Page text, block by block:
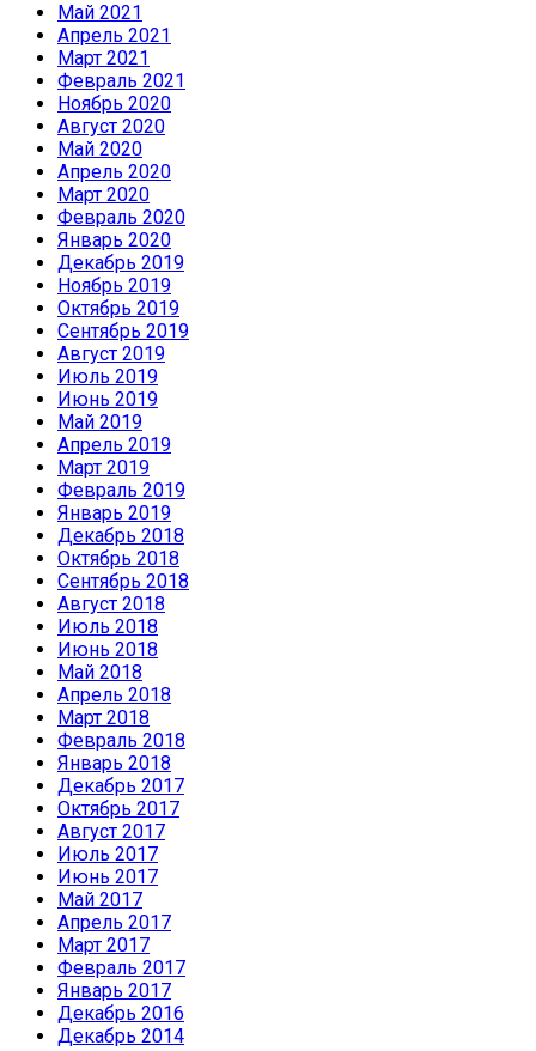
Май 2021
Апрель 2021
Март 2021
Февраль 2021
Ноябрь 2020
Август 2020
Май 2020
Апрель 2020
Март 2020
Февраль 2020
Январь 2020
Декабрь 2019
Ноябрь 2019
Октябрь 2019
Сентябрь 2019
Август 2019
Июль 2019
Июнь 2019
Май 2019
Апрель 2019
Март 2019
Февраль 2019
Январь 2019
Декабрь 2018
Октябрь 2018
Сентябрь 2018
Август 2018
Июль 2018
Июнь 2018
Май 2018
Апрель 2018
Март 2018
Февраль 2018
Январь 2018
Декабрь 2017
Октябрь 2017
Август 2017
Июль 2017
Июнь 2017
Май 2017
Апрель 2017
Март 2017
Февраль 2017
Январь 2017
Декабрь 2016
Декабрь 2014